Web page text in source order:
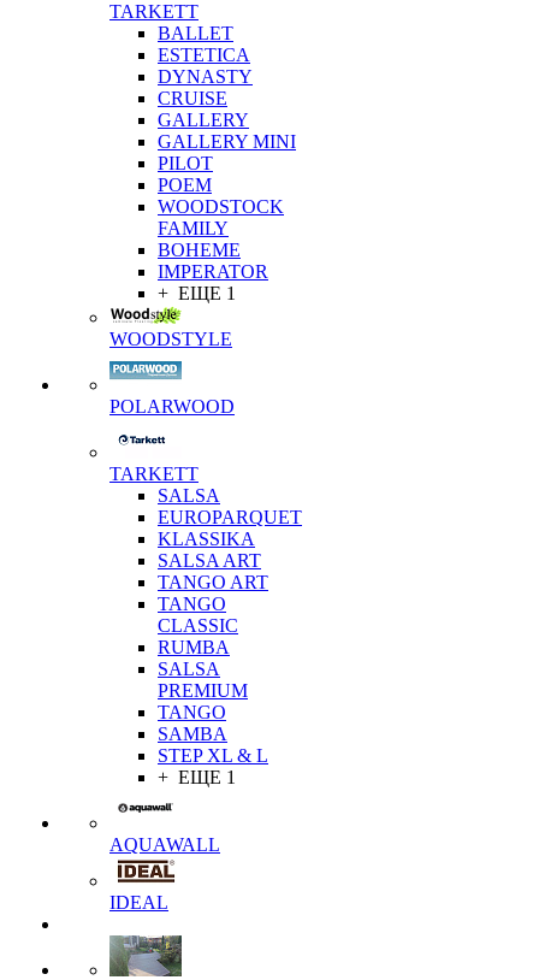
TARKETT
BALLET
ESTETICA
DYNASTY
CRUISE
GALLERY
GALLERY MINI
PILOT
POEM
WOODSTOCK
FAMILY
BOHEME
IMPERATOR
+ ЕЩЕ 1
WOODSTYLE
POLARWOOD
TARKETT
SALSA
EUROPARQUET
KLASSIKA
SALSA ART
TANGO ART
TANGO
CLASSIC
RUMBA
SALSA
PREMIUM
TANGO
SAMBA
STEP XL & L
+ ЕЩЕ 1
AQUAWALL
IDEAL